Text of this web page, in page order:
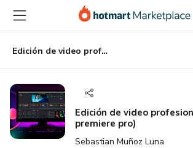
principal
página
de
página
Edición de video profesional (Da vinci, premiere pro)
Edición de video
premiere pro)
Sebastian Muñoz Luna